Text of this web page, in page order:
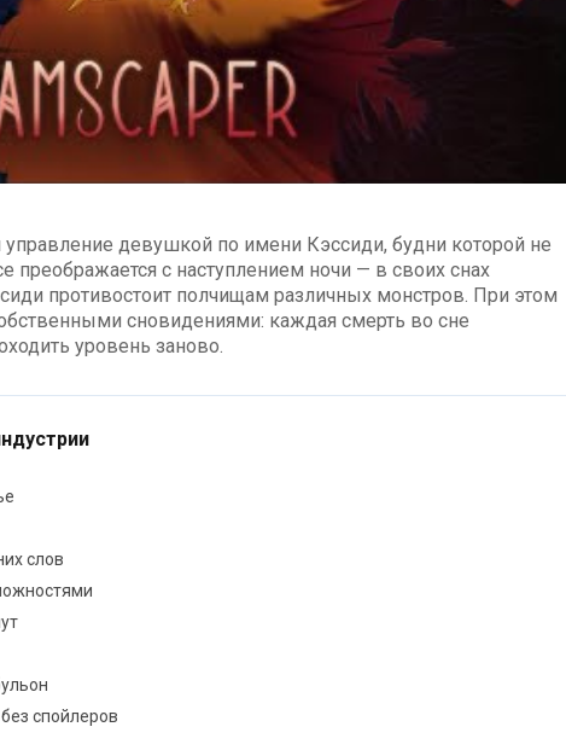
управление девушкой по имени Кэссиди, будни которой не
с наступлением ночи — в своих снах
противостоит полчищам различных монстров. При этом
сновидениями: каждая смерть во сне
уровень заново.
слов
спойлеров